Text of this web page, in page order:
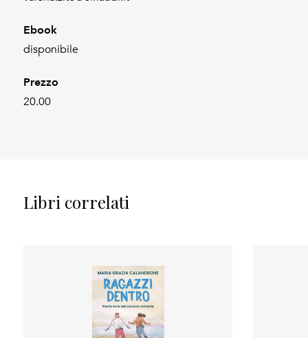
Ebook
disponibile
Prezzo
20.00
Libri correlati